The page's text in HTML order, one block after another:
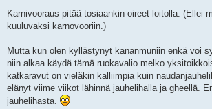
e
t
Karnivooraus pitää tosiaankin oireet loitolla. (Ellei
kuuluvaksi karnovooriin.)
Mutta kun olen kyllästynyt kananmuniin enkä voi
niin alkaa käydä tämä ruokavalio melko
katkaravut on vieläkin kalliimpia kuin
elänyt viime viikot lähinnä jauhelihalla ja gheellä.
jauhelihasta.